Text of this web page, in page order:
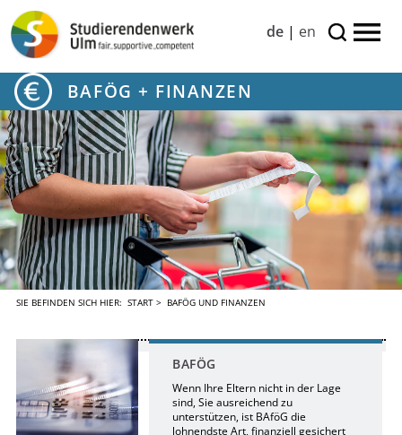
de| en
BAFÖG + FINANZEN
SIE BEFINDEN SICH HIER: START> BAFÖG UND FINANZEN
BAFÖG
Wenn Ihre Eltern nicht in der Lage
sind, Sie ausreichend zu
unterstützen, ist BAföG die
lohnendste Art, finanziell gesichert